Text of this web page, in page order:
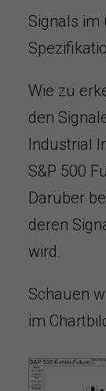
Signals im
Wie zu
den
Industrial
S&P 500
Darüber
deren
wird.
Schauen
im